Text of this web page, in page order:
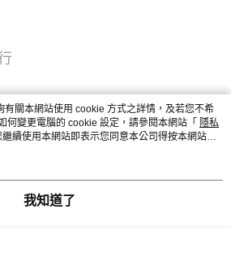
關本網站使用 cookie 方式之詳情，及若您不希
何變更電腦的 cookie 設定，請參閱本網站「 隱私
續使用本網站即表示您同意本公司得按本網站使
。
我知道了